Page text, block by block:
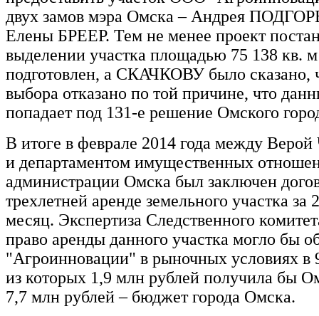
двух замов мэра Омска – Андрея
Елены БРЕЕР. Тем не менее проект
выделении участка площадью 75 138 кв.
подготовлен, а СКАЧКОВУ было сказано,
выбора отказано по той причине, что
попадает под 131-е решение Омского
В итоге в феврале 2014 года между
и департаментом имущественных
администрации Омска был заключен
трехлетней аренде земельного участка за
месяц. Экспертиза Следственного
право аренды данного участка могло бы
"Агроинновации" в рыночных условиях в
из которых 1,9 млн рублей получила бы
7,7 млн рублей – бюджет города Омска.